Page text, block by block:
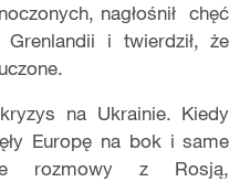
nagłośnił chęć
i twierdził, że
na Ukrainie. Kiedy
Europę na bok i same
rozmowy z Rosją,